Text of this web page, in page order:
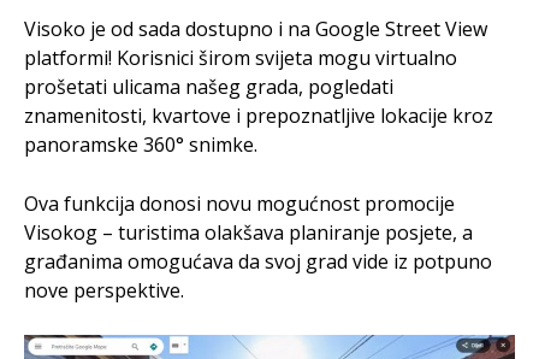
Visoko je od sada dostupno i na Google Street View
platformi! Korisnici širom svijeta mogu virtualno
prošetati ulicama našeg grada, pogledati
znamenitosti, kvartove i prepoznatljive lokacije kroz
panoramske 360° snimke.
Ova funkcija donosi novu mogućnost promocije
Visokog – turistima olakšava planiranje posjete, a
građanima omogućava da svoj grad vide iz potpuno
nove perspektive.